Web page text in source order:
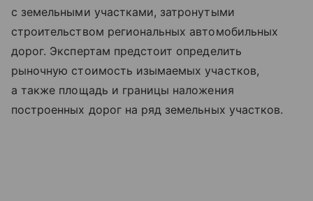
с земельными участками, затронутыми
строительством региональных автомобильных
дорог. Экспертам предстоит определить
рыночную стоимость изымаемых участков,
а также площадь и границы наложения
построенных дорог на ряд земельных участков.